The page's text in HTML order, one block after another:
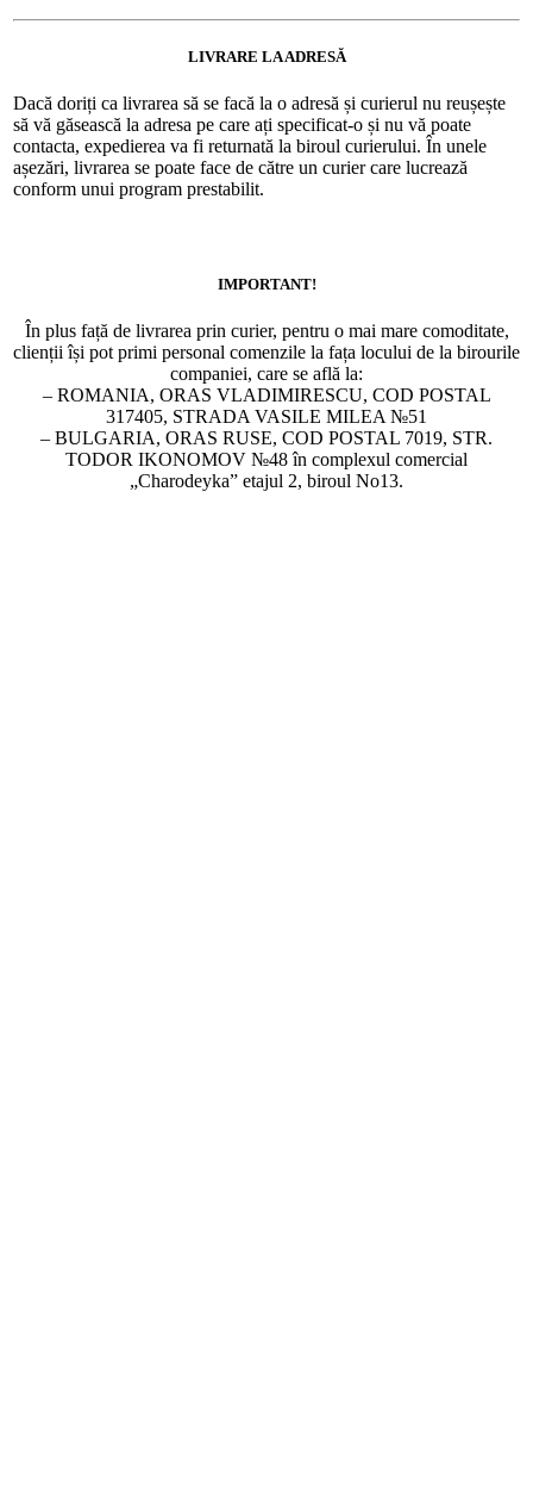
LIVRARE LA ADRESĂ
Dacă doriți ca livrarea să se facă la o adresă și curierul nu reușește
să vă găsească la adresa pe care ați specificat-o și nu vă poate
contacta, expedierea va fi returnată la biroul curierului. În unele
așezări, livrarea se poate face de către un curier care lucrează
conform unui program prestabilit.
IMPORTANT!
În plus față de livrarea prin curier, pentru o mai mare comoditate,
clienții își pot primi personal comenzile la fața locului de la birourile
companiei, care se află la:
– ROMANIA, ORAS VLADIMIRESCU, COD POSTAL
317405, STRADA VASILE MILEA №51
– BULGARIA, ORAS RUSE, COD POSTAL 7019, STR.
TODOR IKONOMOV №48 în complexul comercial
„Charodeyka” etajul 2, biroul No13.